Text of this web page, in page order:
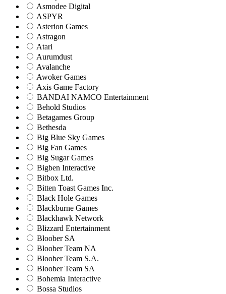
Asmodee Digital
ASPYR
Asterion Games
Astragon
Atari
Aurumdust
Avalanche
Awoker Games
Axis Game Factory
BANDAI NAMCO Entertainment
Behold Studios
Betagames Group
Bethesda
Big Blue Sky Games
Big Fan Games
Big Sugar Games
Bigben Interactive
Bitbox Ltd.
Bitten Toast Games Inc.
Black Hole Games
Blackburne Games
Blackhawk Network
Blizzard Entertainment
Bloober SA
Bloober Team NA
Bloober Team S.A.
Bloober Team SA
Bohemia Interactive
Bossa Studios